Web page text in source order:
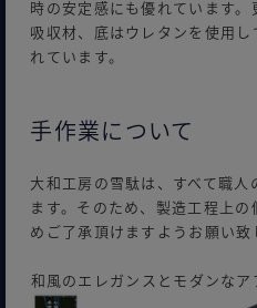
時の安定感にも優れています
吸収材、底はウレタンを使用
れています。
手作業について
大和工房の雪駄は、すべて職人
ます。そのため、製造工程上
めご了承頂けますようお願い致
和風のエレガンスとモダンな